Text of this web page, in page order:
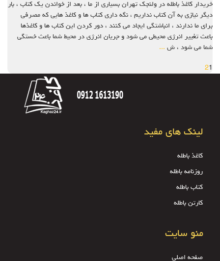
خریدار کاغذ باطله در ولنجک تهران بسیاری از ما ، بعد از خواندن یک کتاب ، بار
دیگر نیازی به آن کتاب نداریم ، نگه داری کتاب ها و کاغذ هایی که مصرفی
برای ما ندارند ، انباشتگی ایجاد می کنند ، دور کردن این کتاب ها و کاغذها
باعث تغییر انرژی محیطی می شود و جریان انرژی در محیط شما باعث خستگی
شما می شود ، ش ...
1
2
لینک های مفید
کاغذ باطله
روزنامه باطله
کتاب باطله
کارتن باطله
منو سایت
صفحه اصلی